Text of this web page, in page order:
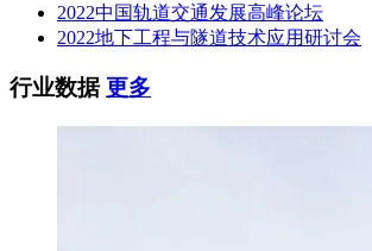
2022中国轨道交通发展高峰论坛
2022地下工程与隧道技术应用研讨会
行业数据更多